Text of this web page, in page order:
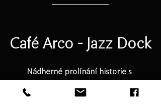
Café Arco - Jazz Dock
Nádherné prolínání historie s
nesmrtelné písně znovu nacházejí svůj